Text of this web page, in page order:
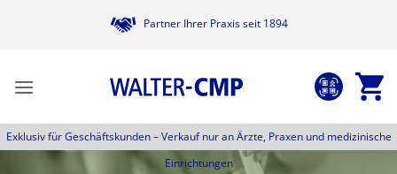
Partner Ihrer Praxis seit 1894
Exklusiv für Geschäftskunden –Verkauf nur an Ärzte, Praxen und medizinische
Einrichtungen